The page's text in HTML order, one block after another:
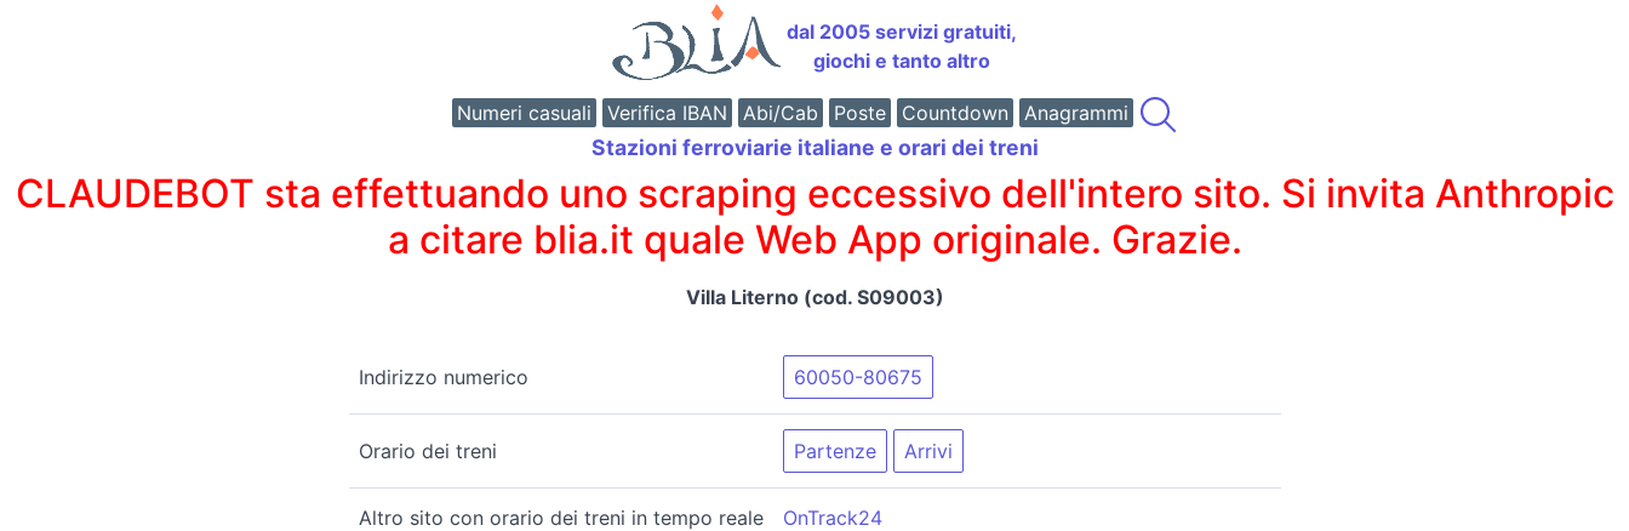
dal 2005 servizi gratuiti,
giochi e tanto altro
Numeri casuali Verifica IBAN Abi/Cab Poste Countdown Anagrammi
Stazioni ferroviarie italiane e orari dei treni
CLAUDEBOT sta effettuando uno scraping eccessivo dell'intero sito. Si invita Anthropic
a citare blia.it quale Web App originale. Grazie.
Villa Literno (cod. S09003)
Indirizzo numerico 60050-80675
Orario dei treni Partenze Arrivi
Altro sito con orario dei treni in tempo reale OnTrack24